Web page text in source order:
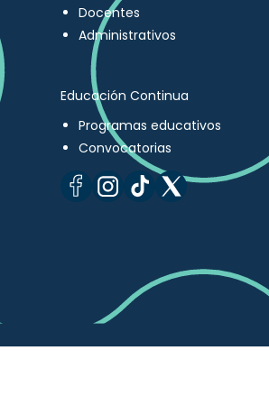
Docentes
Administrativos
Educación Continua
Programas educativos
Convocatorias